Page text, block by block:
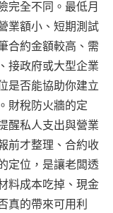
完全不同。最低月
業額小、短期測試
合約金額較高、需
接政府或大型企業
是否能協助你建立
財稅防火牆的定
醒私人支出與營業
前才整理、合約收
定位，是讓老闆透
料成本吃掉、現金
真的帶來可用利